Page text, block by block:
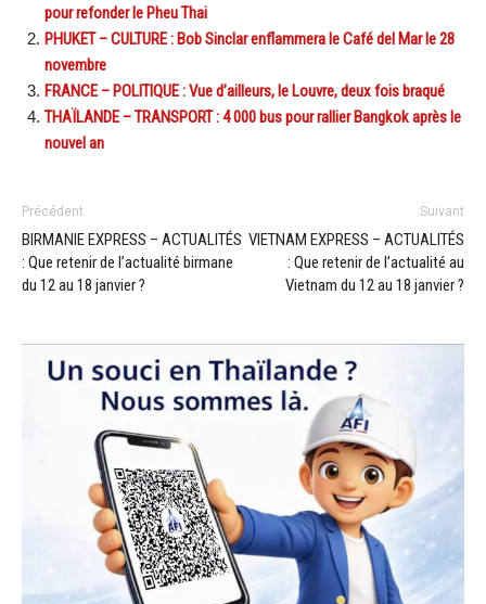
pour refonder le Pheu Thai
PHUKET – CULTURE : Bob Sinclar enflammera le Café del Mar le 28
novembre
FRANCE – POLITIQUE : Vue d’ailleurs, le Louvre, deux fois braqué
THAÏLANDE – TRANSPORT : 4 000 bus pour rallier Bangkok après le
nouvel an
Précédent
BIRMANIE EXPRESS – ACTUALITÉS
: Que retenir de l’actualité birmane
du 12 au 18 janvier ?
Suivant
VIETNAM EXPRESS – ACTUALITÉS
: Que retenir de l’actualité au
Vietnam du 12 au 18 janvier ?